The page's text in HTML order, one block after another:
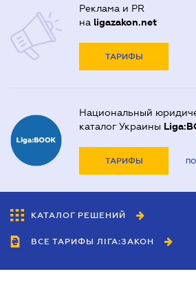
Реклама и PR
на ligazakon.net
ТАРИФЫ
Национальный
каталог Украины
ТАРИФЫ
КАТАЛОГ РЕШЕНИЙ
ВСЕ ТАРИФЫ ЛІГА:ЗАКОН